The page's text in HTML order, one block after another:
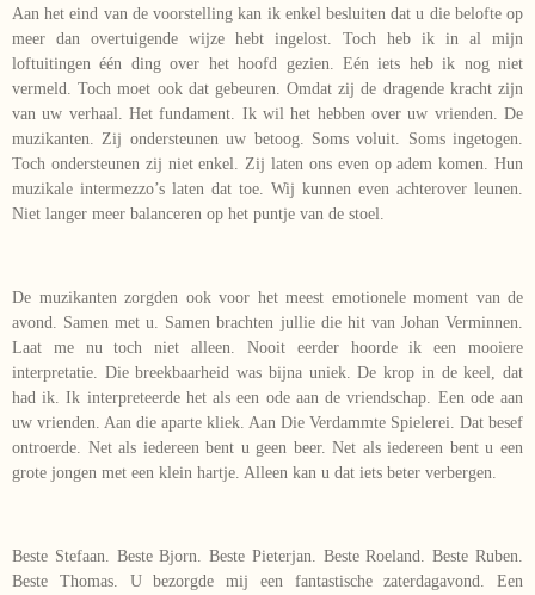
Aan het eind van de voorstelling kan ik enkel besluiten dat u die belofte op
meer dan overtuigende wijze hebt ingelost. Toch heb ik in al mijn
loftuitingen één ding over het hoofd gezien. Eén iets heb ik nog niet
vermeld. Toch moet ook dat gebeuren. Omdat zij de dragende kracht zijn
van uw verhaal. Het fundament. Ik wil het hebben over uw vrienden. De
muzikanten. Zij ondersteunen uw betoog. Soms voluit. Soms ingetogen.
Toch ondersteunen zij niet enkel. Zij laten ons even op adem komen. Hun
muzikale intermezzo’s laten dat toe. Wij kunnen even achterover leunen.
Niet langer meer balanceren op het puntje van de stoel.
De muzikanten zorgden ook voor het meest emotionele moment van de
avond. Samen met u. Samen brachten jullie die hit van Johan Verminnen.
Laat me nu toch niet alleen. Nooit eerder hoorde ik een mooiere
interpretatie. Die breekbaarheid was bijna uniek. De krop in de keel, dat
had ik. Ik interpreteerde het als een ode aan de vriendschap. Een ode aan
uw vrienden. Aan die aparte kliek. Aan Die Verdammte Spielerei. Dat besef
ontroerde. Net als iedereen bent u geen beer. Net als iedereen bent u een
grote jongen met een klein hartje. Alleen kan u dat iets beter verbergen.
Beste Stefaan. Beste Bjorn. Beste Pieterjan. Beste Roeland. Beste Ruben.
Beste Thomas. U bezorgde mij een fantastische zaterdagavond. Een